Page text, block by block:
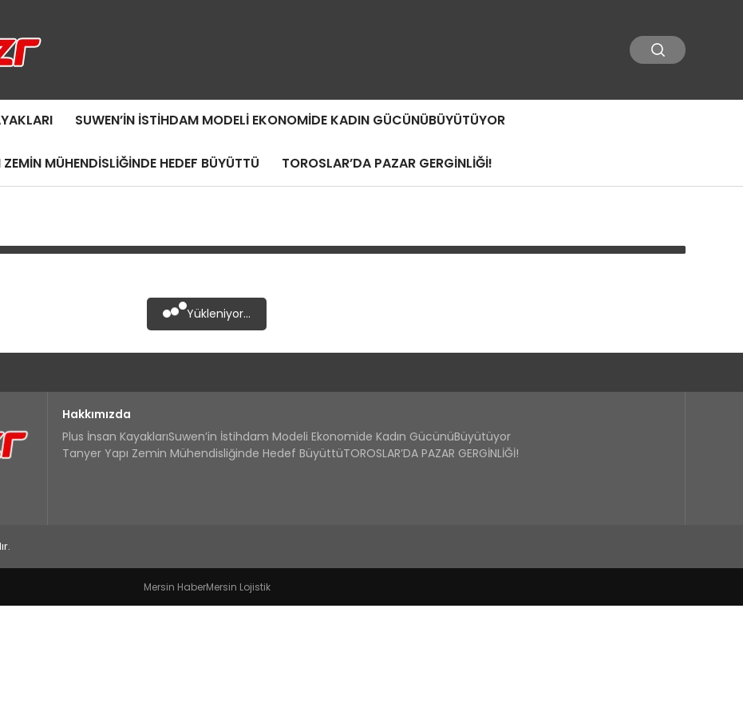
SUWEN’IN İSTIHDAM MODELI EKONOMIDE KADIN GÜCÜNÜBÜYÜTÜYOR
MÜHENDISLIĞINDE HEDEF BÜYÜTTÜ TOROSLAR’DA PAZAR GERGİNLİĞİ!
Yükleniyor...
Hakkımızda
Plus İnsan KayaklarıSuwen’in İstihdam Modeli Ekonomide Kadın GücünüBüyütüyor
Tanyer Yapı Zemin Mühendisliğinde Hedef BüyüttüTOROSLAR’DA PAZAR GERGİNLİĞİ!
Mersin HaberMersin Lojistik